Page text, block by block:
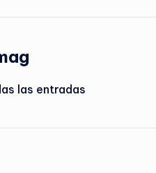
las entradas